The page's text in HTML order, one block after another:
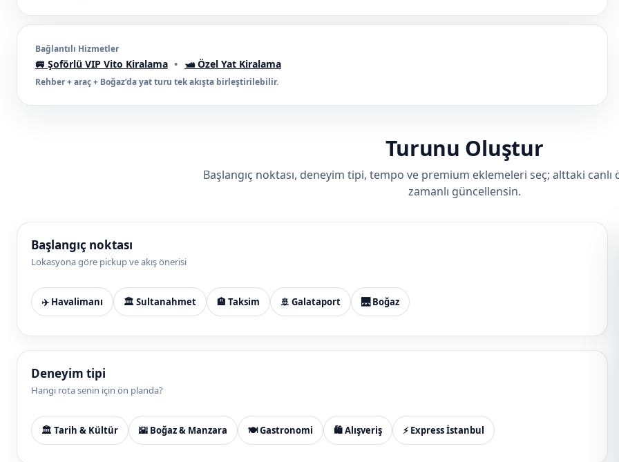
Bağlantılı Hizmetler
🚐 Şoförlü VIP Vito Kiralama • 🛥️ Özel Yat Kiralama
Rehber + araç + Boğaz’da yat turu tek akışta birleştirilebilir.
Turunu Oluştur
Başlangıç noktası, deneyim tipi, tempo ve premium eklemeleri seç; alttaki
zamanlı güncellensin.
Başlangıç noktası
Lokasyona göre pickup ve akış önerisi
✈️ Havalimanı 🏛️ Sultanahmet 🏨 Taksim 🚢 Galataport 🌉 Boğaz
Deneyim tipi
Hangi rota senin için ön planda?
🏛️ Tarih & Kültür 🌇 Boğaz & Manzara 🍽️ Gastronomi 🛍️ Alışveriş ⚡ Express İstanbul